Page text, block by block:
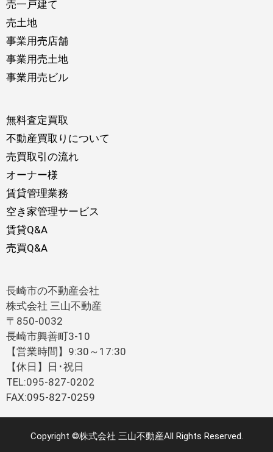
売一戸建て
売土地
事業用売店舗
事業用売土地
事業用売ビル
無料査定買取
不動産買取りについて
売買取引の流れ
オーナー様
賃貸管理業務
空き家管理サービス
賃貸Q&A
売買Q&A
長崎市の不動産会社
株式会社 三山不動産
〒850-0032
長崎市興善町3-10
【営業時間】9:30～17:30
【休日】日･祝日
TEL:095-827-0202
FAX:095-827-0259
Copyright ©株式会社 三山不動産All Rights Reserved.